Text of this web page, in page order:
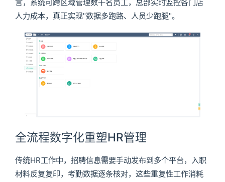
言，系统可跨区域管理数千名员工，总部实时监控各门店
人力成本，真正实现"数据多跑路、人员少跑腿"。
全流程数字化重塑HR管理
传统HR工作中，招聘信息需要手动发布到多个平台，入职
材料反复复印，考勤数据逐条核对，这些重复性工作消耗